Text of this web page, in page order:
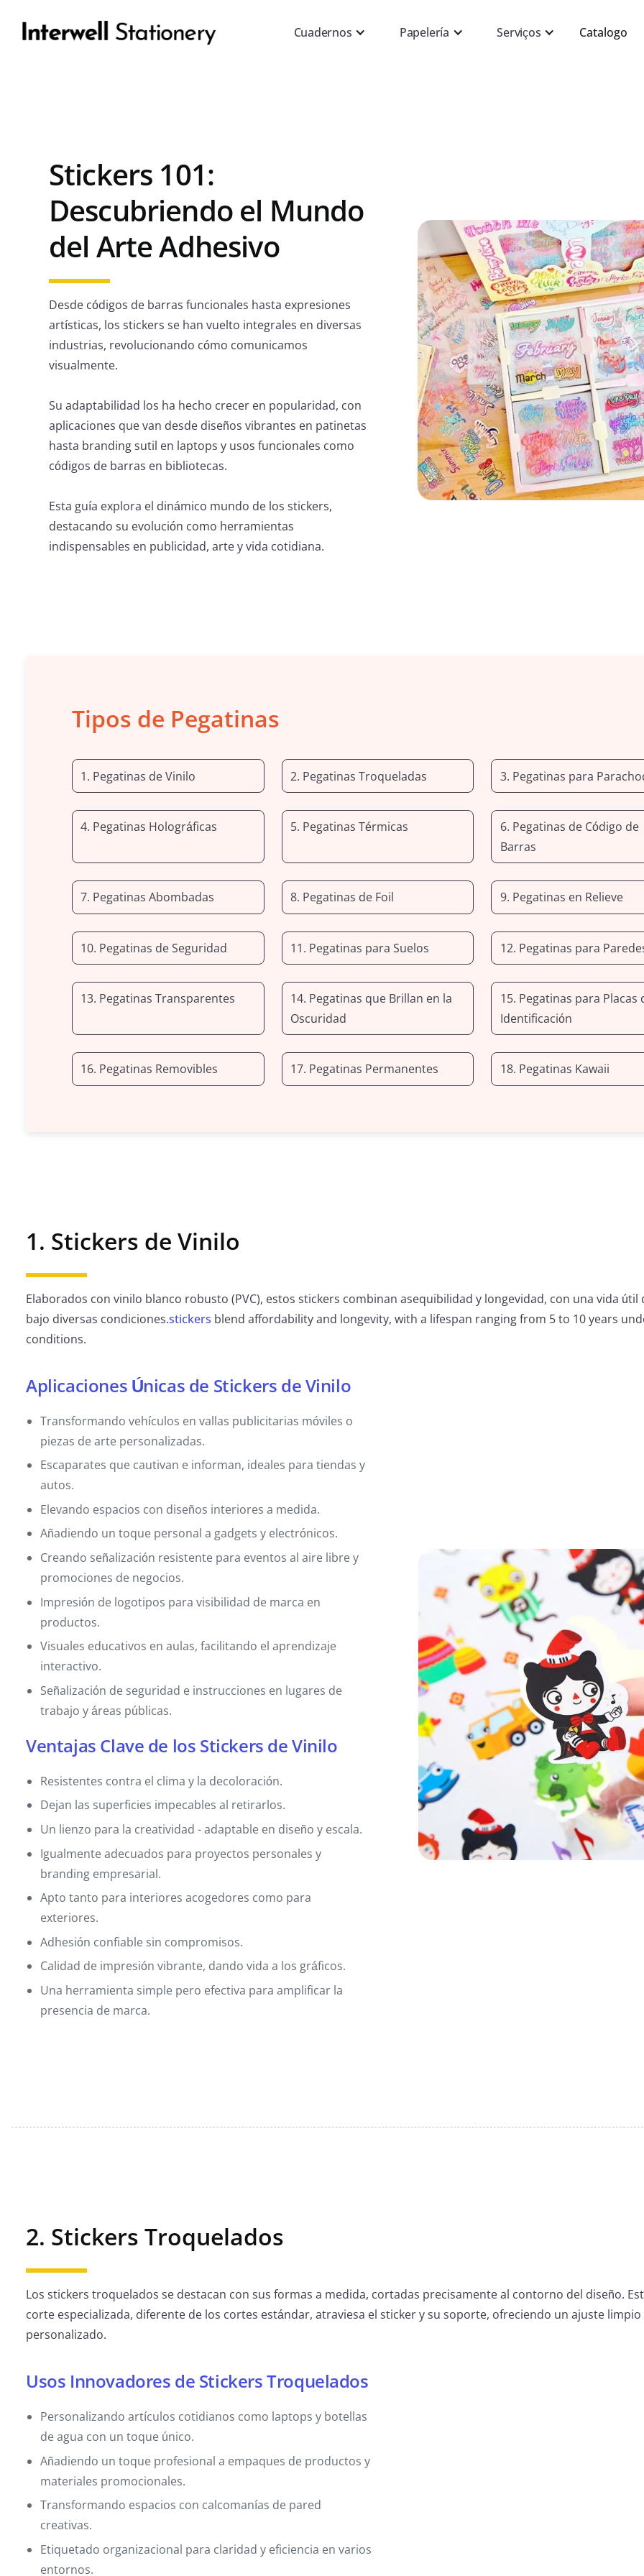
Cuadernos Papelería Serviços Catalogo
Stickers 101:
Descubriendo el Mundo
del Arte Adhesivo
Desde códigos de barras funcionales hasta expresiones
artísticas, los stickers se han vuelto integrales en diversas
industrias, revolucionando cómo comunicamos
visualmente.
Su adaptabilidad los ha hecho crecer en popularidad, con
aplicaciones que van desde diseños vibrantes en patinetas
hasta branding sutil en laptops y usos funcionales como
códigos de barras en bibliotecas.
Esta guía explora el dinámico mundo de los stickers,
destacando su evolución como herramientas
indispensables en publicidad, arte y vida cotidiana.
Tipos de Pegatinas
1. Pegatinas de Vinilo 2. Pegatinas Troqueladas 3. Pegatinas para
4. Pegatinas Holográficas 5. Pegatinas Térmicas
6. Pegatinas de Código de
Barras
7. Pegatinas Abombadas 8. Pegatinas de Foil 9. Pegatinas en Relieve
10. Pegatinas de Seguridad 11. Pegatinas para Suelos 12. Pegatinas para
13. Pegatinas Transparentes
14. Pegatinas que Brillan en la
Oscuridad
15. Pegatinas para Placas
Identificación
16. Pegatinas Removibles 17. Pegatinas Permanentes 18. Pegatinas Kawaii
1. Stickers de Vinilo
Elaborados con vinilo blanco robusto (PVC), estos stickers combinan asequibilidad y longevidad, con una vida útil
bajo diversas condiciones.stickers blend affordability and longevity, with a lifespan ranging from 5 to 10 years
conditions.
Aplicaciones Únicas de Stickers de Vinilo
Transformando vehículos en vallas publicitarias móviles o
piezas de arte personalizadas.
Escaparates que cautivan e informan, ideales para tiendas y
autos.
Elevando espacios con diseños interiores a medida.
Añadiendo un toque personal a gadgets y electrónicos.
Creando señalización resistente para eventos al aire libre y
promociones de negocios.
Impresión de logotipos para visibilidad de marca en
productos.
Visuales educativos en aulas, facilitando el aprendizaje
interactivo.
Señalización de seguridad e instrucciones en lugares de
trabajo y áreas públicas.
Ventajas Clave de los Stickers de Vinilo
Resistentes contra el clima y la decoloración.
Dejan las superficies impecables al retirarlos.
Un lienzo para la creatividad - adaptable en diseño y escala.
Igualmente adecuados para proyectos personales y
branding empresarial.
Apto tanto para interiores acogedores como para
exteriores.
Adhesión confiable sin compromisos.
Calidad de impresión vibrante, dando vida a los gráficos.
Una herramienta simple pero efectiva para amplificar la
presencia de marca.
2. Stickers Troquelados
Los stickers troquelados se destacan con sus formas a medida, cortadas precisamente al contorno del diseño.
corte especializada, diferente de los cortes estándar, atraviesa el sticker y su soporte, ofreciendo un ajuste limpio
personalizado.
Usos Innovadores de Stickers Troquelados
Personalizando artículos cotidianos como laptops y botellas
de agua con un toque único.
Añadiendo un toque profesional a empaques de productos y
materiales promocionales.
Transformando espacios con calcomanías de pared
creativas.
Etiquetado organizacional para claridad y eficiencia en varios
entornos.